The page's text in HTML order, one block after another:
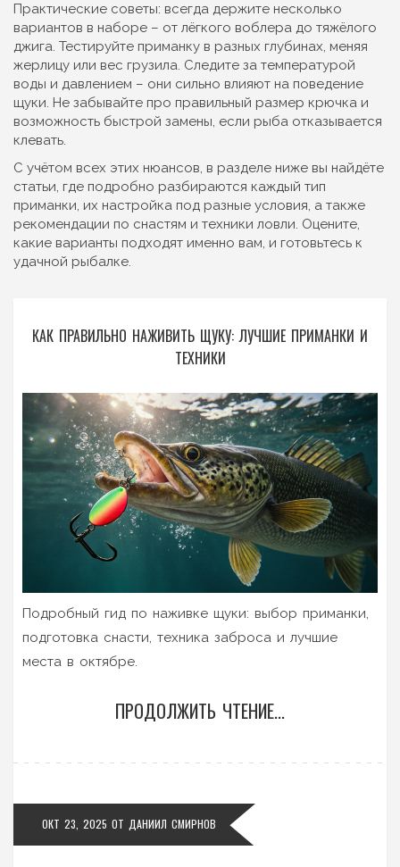
Практические советы: всегда держите несколько
вариантов в наборе – от лёгкого воблера до тяжёлого
джига. Тестируйте приманку в разных глубинах, меняя
жерлицу или вес грузила. Следите за температурой
воды и давлением – они сильно влияют на поведение
щуки. Не забывайте про правильный размер крючка и
возможность быстрой замены, если рыба отказывается
клевать.
С учётом всех этих нюансов, в разделе ниже вы найдёте
статьи, где подробно разбираются каждый тип
приманки, их настройка под разные условия, а также
рекомендации по снастям и техники ловли. Оцените,
какие варианты подходят именно вам, и готовьтесь к
удачной рыбалке.
КАК ПРАВИЛЬНО НАЖИВИТЬ ЩУКУ: ЛУЧШИЕ ПРИМАНКИ И
ТЕХНИКИ
Подробный гид по наживке щуки: выбор приманки,
подготовка снасти, техника заброса и лучшие
места в октябре.
ПРОДОЛЖИТЬ ЧТЕНИЕ...
ОКТ 23, 2025 ОТ ДАНИИЛ СМИРНОВ